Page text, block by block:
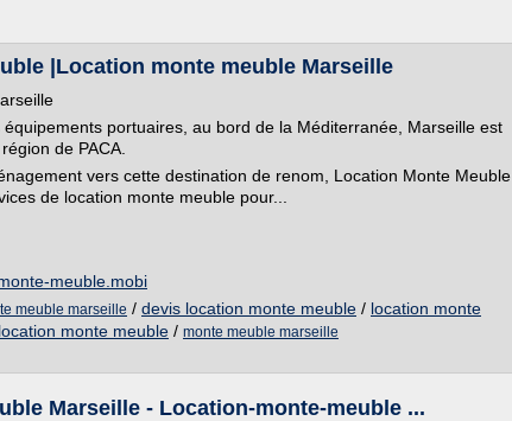
|Location monte meuble Marseille
portuaires, au bord de la Méditerranée, Marseille est
de PACA.
vers cette destination de renom, Location Monte Meuble
de location monte meuble pour...
meuble.mobi
meuble marseille / devis location monte meuble / location monte
location monte meuble / monte meuble marseille
Marseille - Location-monte-meuble ...